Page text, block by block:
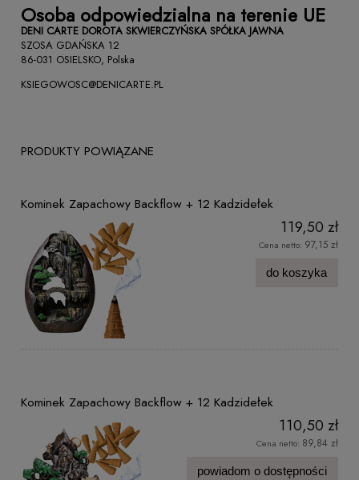
Osoba odpowiedzialna na terenie UE
DENI CARTE DOROTA SKWIERCZYŃSKA SPÓŁKA JAWNA
SZOSA GDAŃSKA 12
86-031 OSIELSKO, Polska
KSIEGOWOSC@DENICARTE.PL
PRODUKTY POWIĄZANE
Kominek Zapachowy Backflow + 12 Kadzidełek
119,50 zł
Cena netto: 97,15 zł
do koszyka
Kominek Zapachowy Backflow + 12 Kadzidełek
110,50 zł
Cena netto: 89,84 zł
powiadom o dostępności